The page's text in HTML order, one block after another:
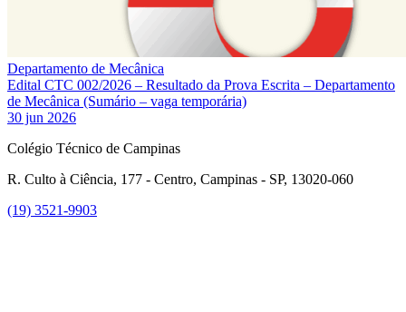
Departamento de Mecânica
Edital CTC 002/2026 – Resultado da Prova Escrita – Departamento
de Mecânica (Sumário – vaga temporária)
30 jun 2026
Colégio Técnico de Campinas
R. Culto à Ciência, 177 - Centro, Campinas - SP, 13020-060
(19) 3521-9903